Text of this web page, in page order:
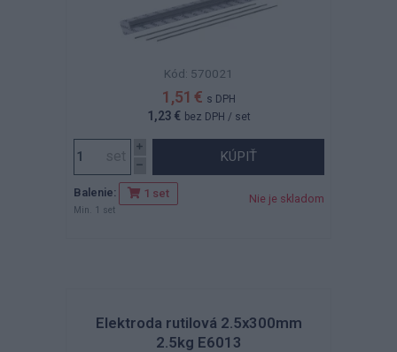
Kód: 570021
1,51 € s DPH
1,23 € bez DPH / set
KÚPIŤ
Balenie: 1 set
Min. 1 set
Nie je skladom
Elektroda rutilová 2.5x300mm
2.5kg E6013